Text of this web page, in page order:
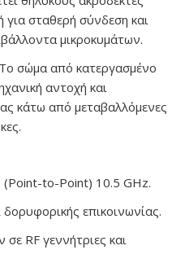
σταθερή σύνδεση και
μικροκυμάτων.
Το σώμα από κατεργασμένο
αντοχή και
κάτω από μεταβαλλόμενες
(Point-to-Point) 10.5 GHz.
επικοινωνίας.
RF γεννήτριες και